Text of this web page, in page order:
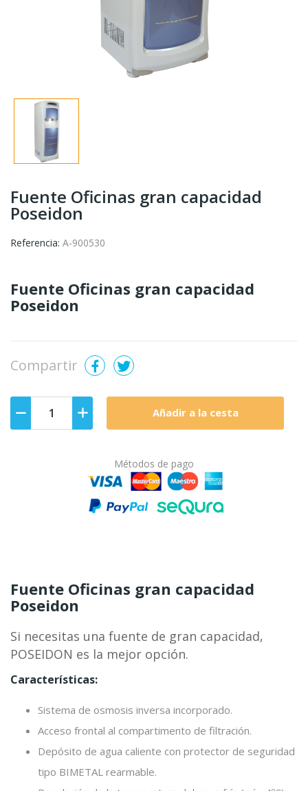
Fuente Oficinas gran capacidad
Poseidon
Referencia: A-900530
Fuente Oficinas gran capacidad
Poseidon
Compartir
Añadir a la cesta
Métodos de pago
Fuente Oficinas gran capacidad
Poseidon
Si necesitas una fuente de gran capacidad,
POSEIDON es la mejor opción.
Características:
Sistema de osmosis inversa incorporado.
Acceso frontal al compartimento de filtración.
Depósito de agua caliente con protector de seguridad
tipo BIMETAL rearmable.